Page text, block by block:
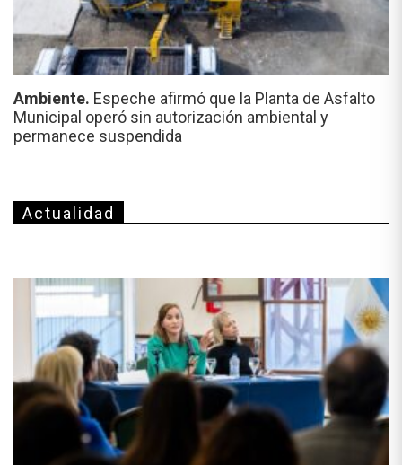
Ambiente. Espeche afirmó que la Planta de Asfalto
Municipal operó sin autorización ambiental y
permanece suspendida
Actualidad